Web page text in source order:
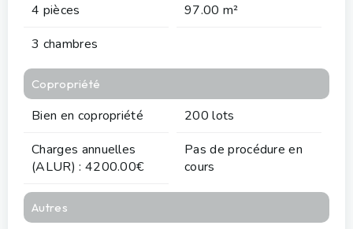
4 pièces
97.00 m²
3 chambres
Copropriété
Bien en copropriété
200 lots
Charges annuelles
(ALUR) : 4200.00€
Pas de procédure en
cours
Autres